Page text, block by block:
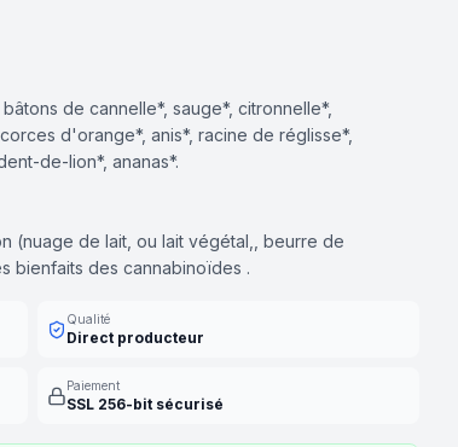
de cannelle*, sauge*, citronnelle*,
d'orange*, anis*, racine de réglisse*,
de-lion*, ananas*.
(nuage de lait, ou lait végétal,, beurre de
bienfaits des cannabinoïdes .
Qualité
Direct producteur
Paiement
SSL 256-bit sécurisé